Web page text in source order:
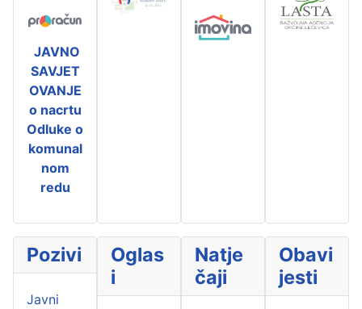
JAVNO
SAVJET
OVANJE
o nacrtu
Odluke o
komunal
nom
redu
Pozivi
Javni
Oglas
i
Natje
čaji
Obavi
jesti